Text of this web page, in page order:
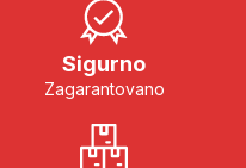
Sigurno
Zagarantovano